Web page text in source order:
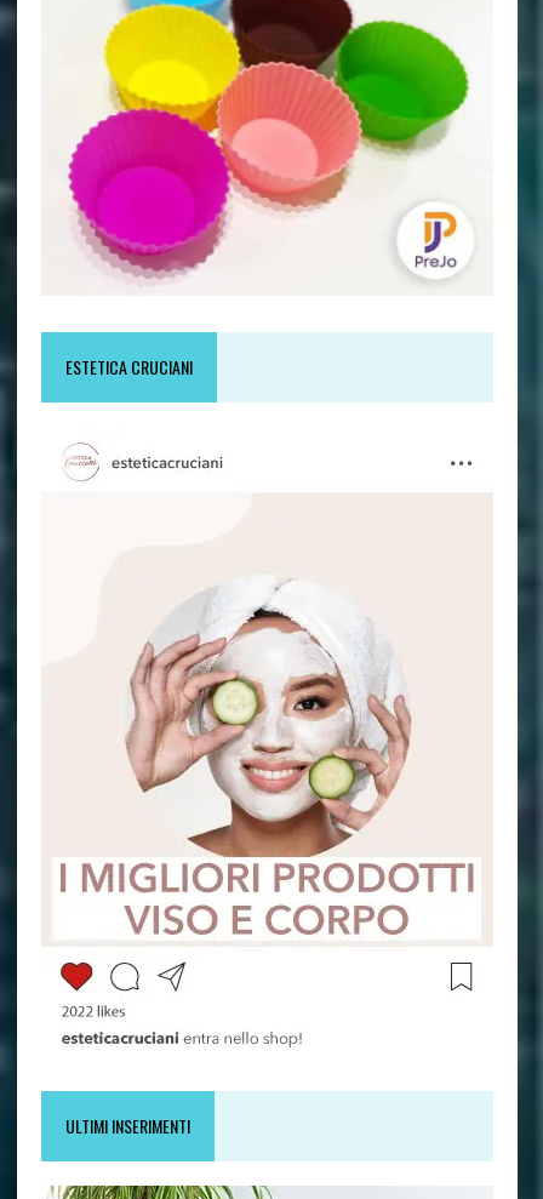
ESTETICA CRUCIANI
ULTIMI INSERIMENTI